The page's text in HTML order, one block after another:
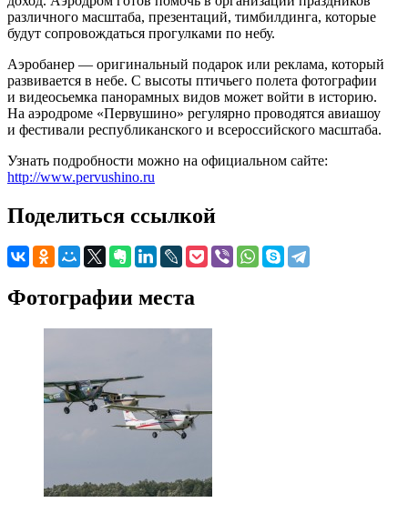
различного масштаба, презентаций, тимбилдинга, которые
будут сопровождаться прогулками по небу.
Аэробанер — оригинальный подарок или реклама, который
развивается в небе. С высоты птичьего полета фотографии
и видеосьемка панорамных видов может войти в историю.
На аэродроме «Первушино» регулярно проводятся авиашоу
и фестивали республиканского и всероссийского масштаба.
Узнать подробности можно на официальном сайте:
http://www.pervushino.ru
Поделиться ссылкой
Фотографии места